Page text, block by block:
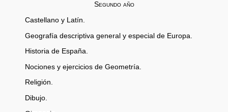
Segundo año
Castellano y Latín.
Geografía descriptiva general y especial de Europa.
Historia de España.
Nociones y ejercicios de Geometría.
Religión.
Dibujo.